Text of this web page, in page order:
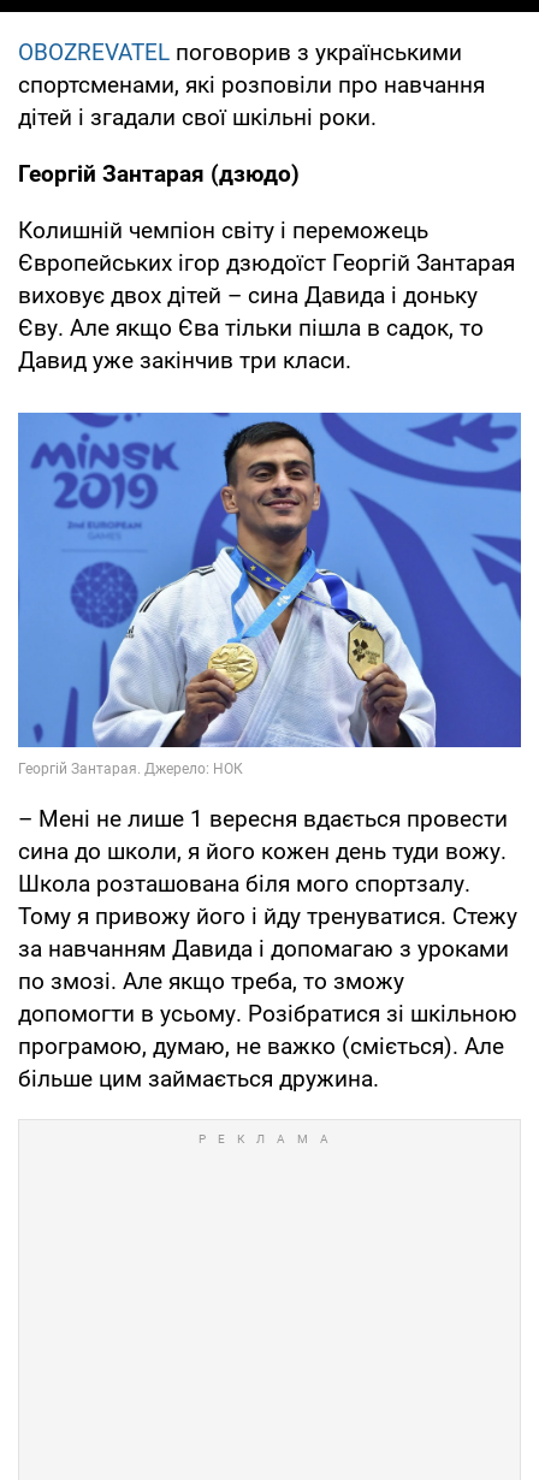
OBOZREVATEL поговорив з українськими
спортсменами, які розповіли про навчання
дітей і згадали свої шкільні роки.
Георгій Зантарая (дзюдо)
Колишній чемпіон світу і переможець
Європейських ігор дзюдоїст Георгій Зантарая
виховує двох дітей – сина Давида і доньку
Єву. Але якщо Єва тільки пішла в садок, то
Давид уже закінчив три класи.
– Мені не лише 1 вересня вдається провести
сина до школи, я його кожен день туди вожу.
Школа розташована біля мого спортзалу.
Тому я привожу його і йду тренуватися. Стежу
за навчанням Давида і допомагаю з уроками
по змозі. Але якщо треба, то зможу
допомогти в усьому. Розібратися зі шкільною
програмою, думаю, не важко (сміється). Але
більше цим займається дружина.